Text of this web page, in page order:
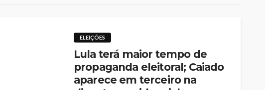
ELEIÇÕES
Lula terá maior tempo de
propaganda eleitoral; Caiado
aparece em terceiro na